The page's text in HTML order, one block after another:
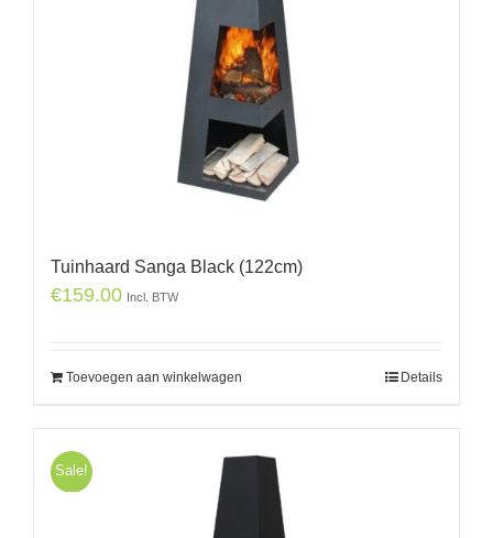
Tuinhaard Sanga Black (122cm)
€159.00 Incl. BTW
Toevoegen aan winkelwagen Details
Sale!